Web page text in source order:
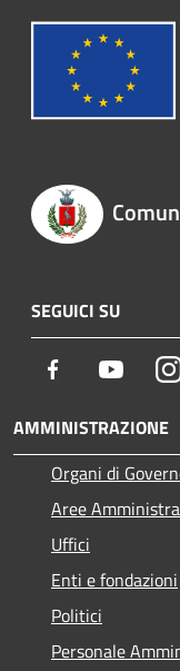
SEGUICI SU
Facebook
AMMINISTRAZIONE
Organi di
Aree
Uffici
Enti e fondazioni
Politici
Personale